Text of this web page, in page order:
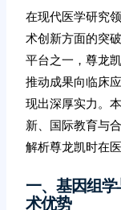
在现代医学研究
术创新方面的突
平台之一，尊龙
推动成果向临床
现出深厚实力。
新、国际教育与
解析尊龙凯时在
一、基因组
术优势